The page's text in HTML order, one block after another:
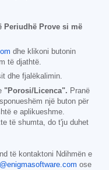
Periudhë Prove si më
dhe klikoni butonin
të djathtë.
dhe fjalëkalimin.
"Porosi/Licenca". Pranë
një buton për
e aplikueshme.
të shumta, do t'ju duhet
të kontaktoni Ndihmën e
ose